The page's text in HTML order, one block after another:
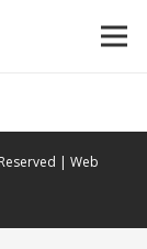
| Web